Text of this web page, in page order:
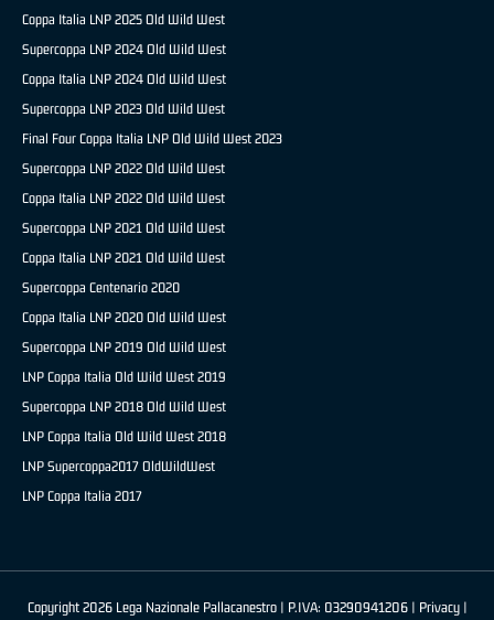
Coppa Italia LNP 2025 Old Wild West
Supercoppa LNP 2024 Old Wild West
Coppa Italia LNP 2024 Old Wild West
Supercoppa LNP 2023 Old Wild West
Final Four Coppa Italia LNP Old Wild West 2023
Supercoppa LNP 2022 Old Wild West
Coppa Italia LNP 2022 Old Wild West
Supercoppa LNP 2021 Old Wild West
Coppa Italia LNP 2021 Old Wild West
Supercoppa Centenario 2020
Coppa Italia LNP 2020 Old Wild West
Supercoppa LNP 2019 Old Wild West
LNP Coppa Italia Old Wild West 2019
Supercoppa LNP 2018 Old Wild West
LNP Coppa Italia Old Wild West 2018
LNP Supercoppa2017 OldWildWest
LNP Coppa Italia 2017
Copyright 2026 Lega Nazionale Pallacanestro | P.IVA: 03290941206 | Privacy|